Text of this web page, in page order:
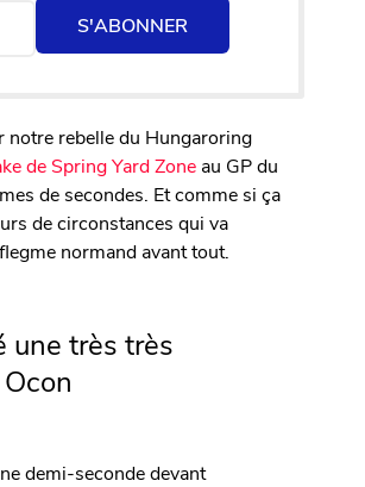
S'ABONNER
notre rebelle du Hungaroring
de Spring Yard Zone au GP du
de secondes. Et comme si ça
de circonstances qui va
normand avant tout.
une très très
demi-seconde devant